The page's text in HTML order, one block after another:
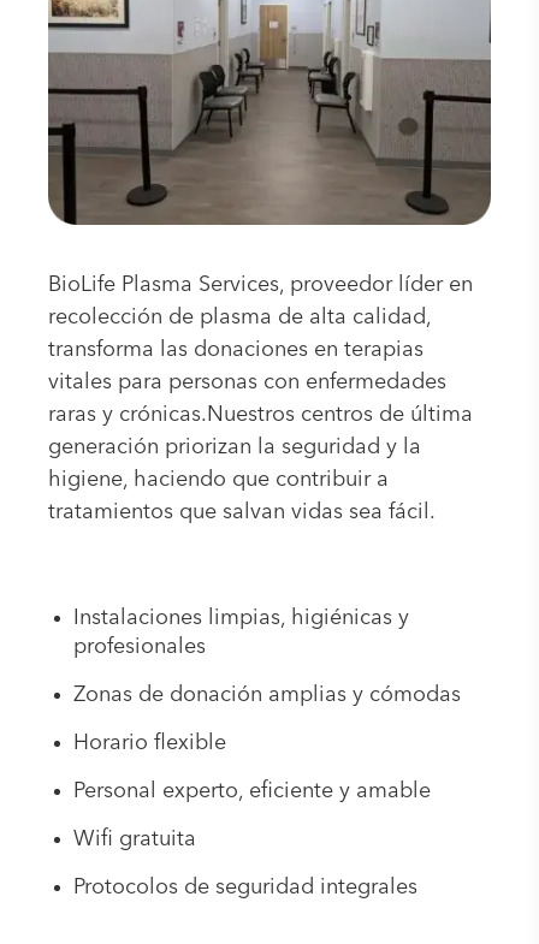
BioLife Plasma Services, proveedor líder en
recolección de plasma de alta calidad,
transforma las donaciones en terapias
vitales para personas con enfermedades
raras y crónicas.Nuestros centros de última
generación priorizan la seguridad y la
higiene, haciendo que contribuir a
tratamientos que salvan vidas sea fácil.
Instalaciones limpias, higiénicas y
profesionales
Zonas de donación amplias y cómodas
Horario flexible
Personal experto, eficiente y amable
Wifi gratuita
Protocolos de seguridad integrales